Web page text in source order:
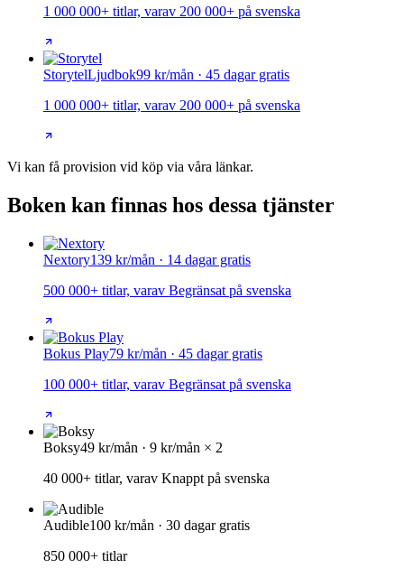
1 000 000+ titlar, varav 200 000+ på svenska
StorytelLjudbok99 kr/mån · 45 dagar gratis
1 000 000+ titlar, varav 200 000+ på svenska
Vi kan få provision vid köp via våra länkar.
Boken kan finnas hos dessa tjänster
Nextory139 kr/mån · 14 dagar gratis
500 000+ titlar, varav Begränsat på svenska
Bokus Play79 kr/mån · 45 dagar gratis
100 000+ titlar, varav Begränsat på svenska
Boksy49 kr/mån · 9 kr/mån × 2
40 000+ titlar, varav Knappt på svenska
Audible100 kr/mån · 30 dagar gratis
850 000+ titlar